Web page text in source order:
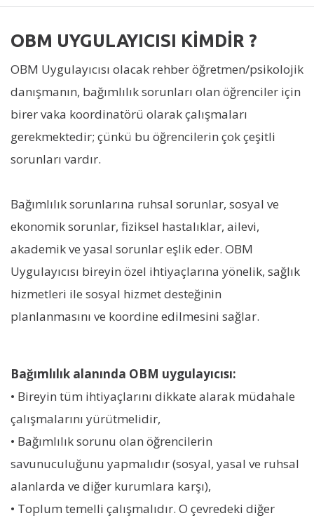
OBM UYGULAYICISI KİMDİR ?
OBM Uygulayıcısı olacak rehber öğretmen/psikolojik
danışmanın, bağımlılık sorunları olan öğrenciler için
birer vaka koordinatörü olarak çalışmaları
gerekmektedir; çünkü bu öğrencilerin çok çeşitli
sorunları vardır.
Bağımlılık sorunlarına ruhsal sorunlar, sosyal ve
ekonomik sorunlar, fiziksel hastalıklar, ailevi,
akademik ve yasal sorunlar eşlik eder. OBM
Uygulayıcısı bireyin özel ihtiyaçlarına yönelik, sağlık
hizmetleri ile sosyal hizmet desteğinin
planlanmasını ve koordine edilmesini sağlar.
Bağımlılık alanında OBM uygulayıcısı:
• Bireyin tüm ihtiyaçlarını dikkate alarak müdahale
çalışmalarını yürütmelidir,
• Bağımlılık sorunu olan öğrencilerin
savunuculuğunu yapmalıdır (sosyal, yasal ve ruhsal
alanlarda ve diğer kurumlara karşı),
• Toplum temelli çalışmalıdır. O çevredeki diğer